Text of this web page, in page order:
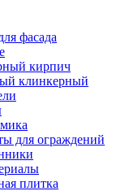
фасада
кирпич
клинкерный
для ограждений
плитка